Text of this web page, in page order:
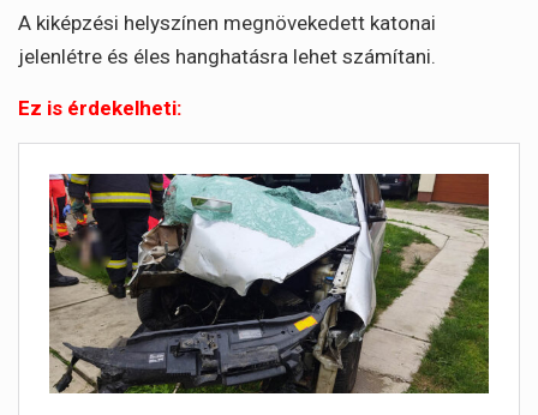
A kiképzési helyszínen megnövekedett katonai
jelenlétre és éles hanghatásra lehet számítani.
Ez is érdekelheti: